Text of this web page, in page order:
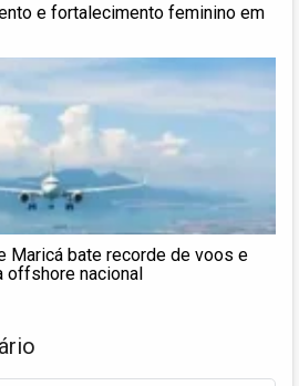
e fortalecimento feminino em
Maricá bate recorde de voos e
offshore nacional